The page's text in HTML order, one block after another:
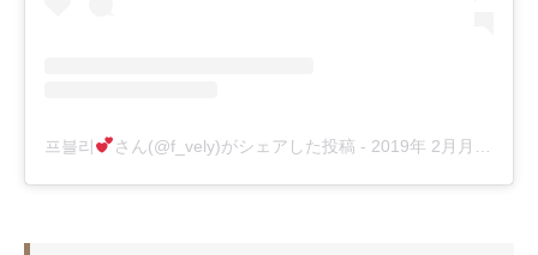
프블리 さん(@f_vely)がシェアした投稿 - 2019年 2月月27日午前4時00分PST